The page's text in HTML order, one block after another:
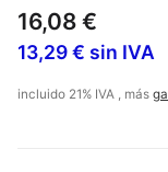
16,08 €
13,29 € sin IVA
incluido 21% IVA , más